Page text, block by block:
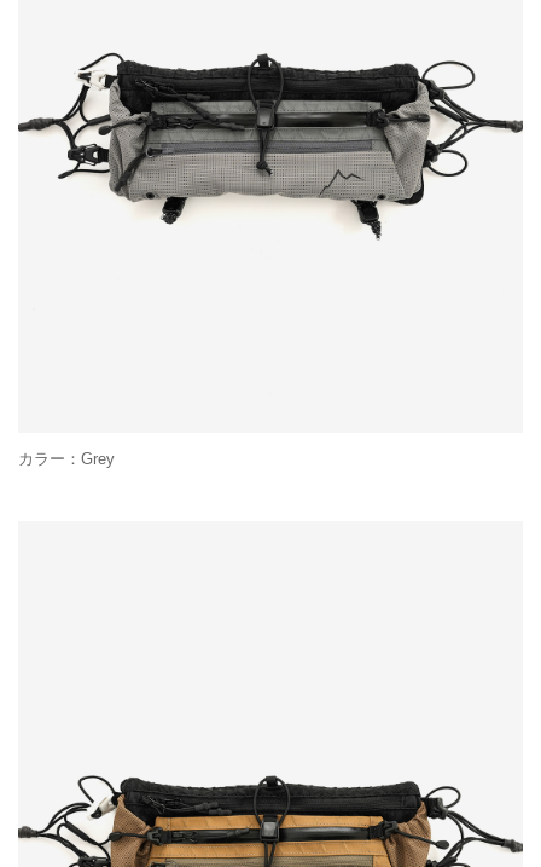
カラー：Grey